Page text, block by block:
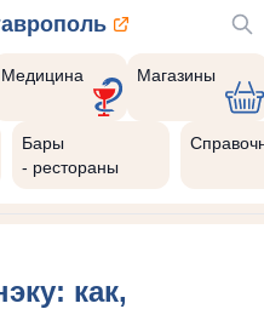
Медицина Магазины
Бары
- рестораны
как,